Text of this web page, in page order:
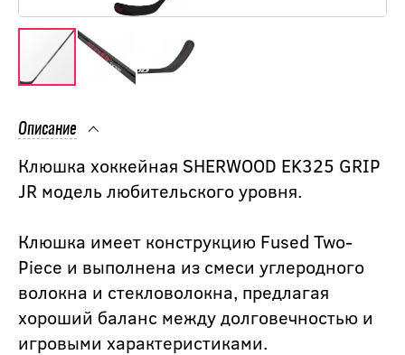
Описание
Клюшка хоккейная SHERWOOD EK325 GRIP
JR модель любительского уровня.
Клюшка имеет конструкцию Fused Two-
Piece и выполнена из смеси углеродного
волокна и стекловолокна, предлагая
хороший баланс между долговечностью и
игровыми характеристиками.